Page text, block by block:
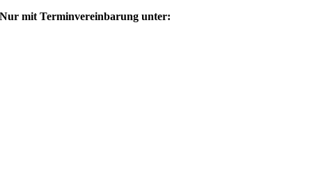
Nur mit Terminvereinbarung unter: